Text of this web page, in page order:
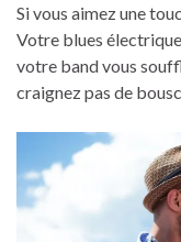
Si vous aimez une
Votre blues
votre band vous
craignez pas de